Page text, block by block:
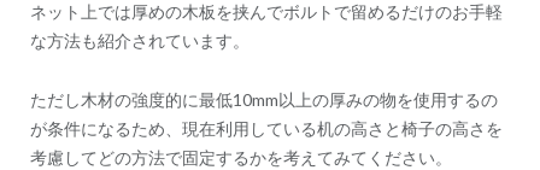
ネット上では厚めの木板を挟んでボルトで留めるだけのお手軽
な方法も紹介されています。
ただし木材の強度的に最低10mm以上の厚みの物を使用するの
が条件になるため、現在利用している机の高さと椅子の高さを
考慮してどの方法で固定するかを考えてみてください。